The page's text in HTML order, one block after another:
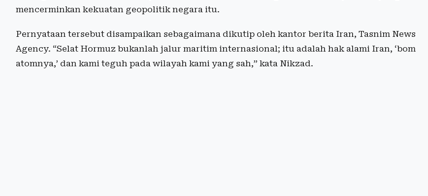
mencerminkan kekuatan geopolitik negara itu.
Pernyataan tersebut disampaikan sebagaimana dikutip oleh kantor berita Iran, Tasnim News
Agency. “Selat Hormuz bukanlah jalur maritim internasional; itu adalah hak alami Iran, ‘bom
atomnya,’ dan kami teguh pada wilayah kami yang sah,” kata Nikzad.